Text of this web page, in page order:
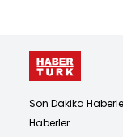
Son Dakika
Haberler